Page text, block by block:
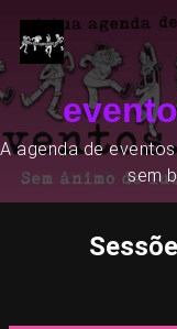
A agenda de
sem